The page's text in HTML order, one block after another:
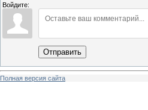
Войдите:
Отправить
Полная версия сайта